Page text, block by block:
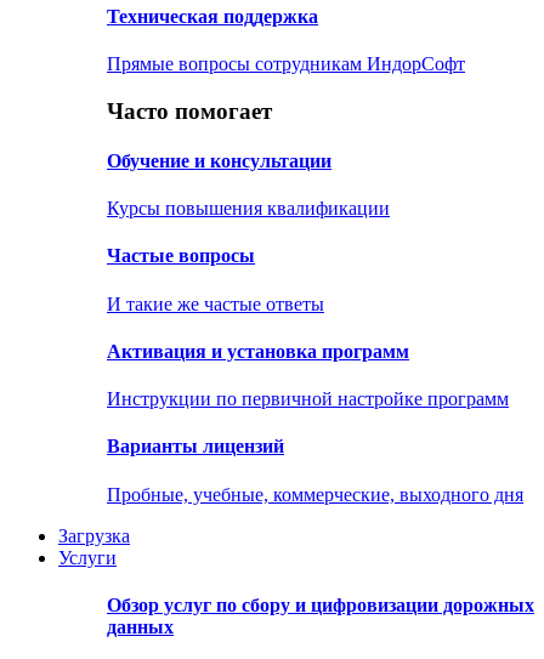
Техническая поддержка
Прямые вопросы сотрудникам ИндорСофт
Часто помогает
Обучение и консультации
Курсы повышения квалификации
Частые вопросы
И такие же частые ответы
Активация и установка программ
Инструкции по первичной настройке программ
Варианты лицензий
Пробные, учебные, коммерческие, выходного дня
Загрузка
Услуги
Обзор услуг по сбору и цифровизации дорожных
данных